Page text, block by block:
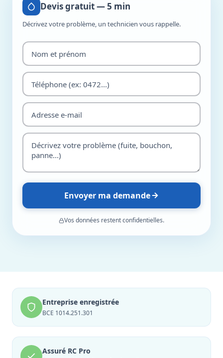
Devis gratuit — 5 min
Décrivez votre problème, un technicien vous rappelle.
Envoyer ma demande
Vos données restent confidentielles.
Entreprise enregistrée
BCE 1014.251.301
Assuré RC Pro